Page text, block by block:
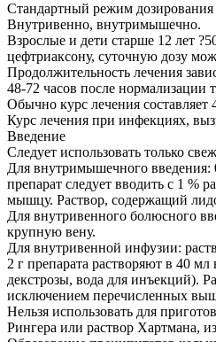
Стандартный режим дозирования
Внутривенно, внутримышечно.
Взрослые и дети старше 12 лет
цефтриаксону, суточную дозу
Продолжительность лечения
48-72 часов после нормализации
Обычно курс лечения
Курс лечения при инфекциях,
Введение
Следует использовать только
Для внутримышечного введения:
препарат следует вводить с 1 %
мышцу. Раствор, содержащий
Для внутривенного болюсного
крупную вену.
Для внутривенной инфузии:
2 г препарата растворяют в 40
декстрозы, вода для инъекций).
исключением перечисленных
Нельзя использовать для
Рингера или раствор Хартмана,